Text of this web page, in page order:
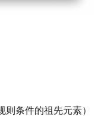
则条件的祖先元素）